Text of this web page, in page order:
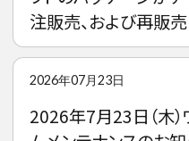
注販売、および再販
2026年07月23日
2026年7月23日（木